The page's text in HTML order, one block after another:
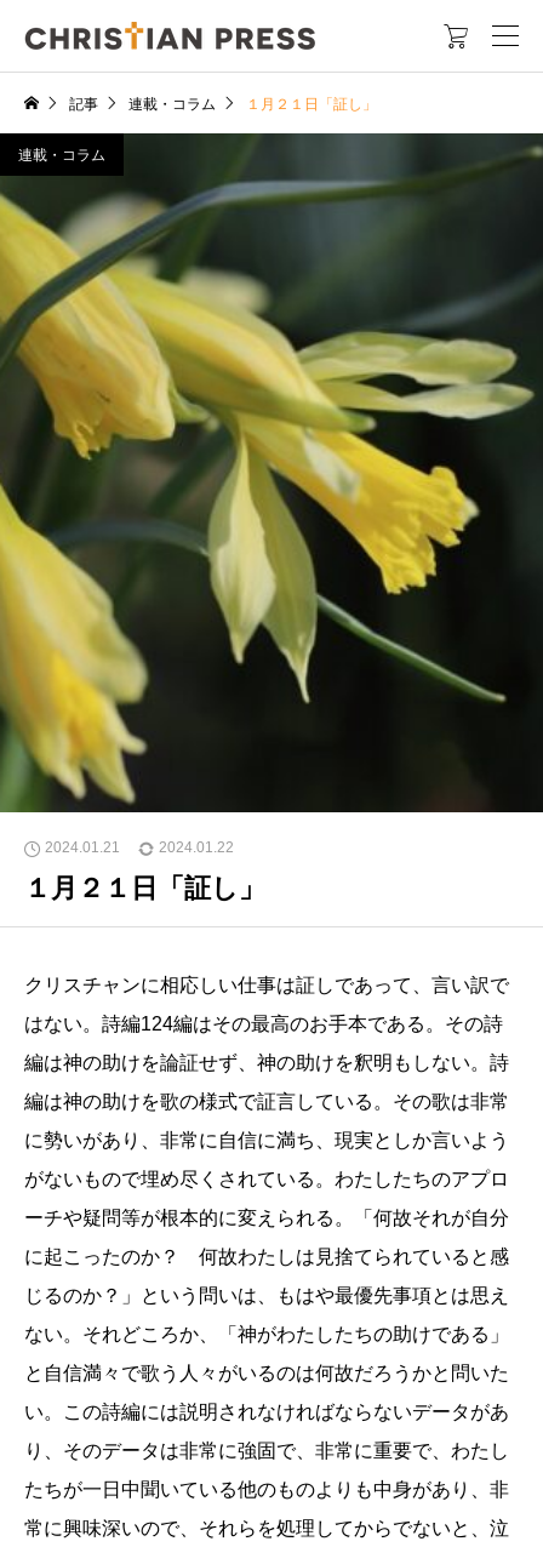

記事 連載・コラム １月２１日「証し」
連載・コラム
2024.01.21 2024.01.22
１月２１日「証し」
クリスチャンに相応しい仕事は証しであって、言い訳で
はない。詩編124編はその最高のお手本である。その詩
編は神の助けを論証せず、神の助けを釈明もしない。詩
編は神の助けを歌の様式で証言している。その歌は非常
に勢いがあり、非常に自信に満ち、現実としか言いよう
がないもので埋め尽くされている。わたしたちのアプロ
ーチや疑問等が根本的に変えられる。「何故それが自分
に起こったのか？ 何故わたしは見捨てられていると感
じるのか？」という問いは、もはや最優先事項とは思え
ない。それどころか、「神がわたしたちの助けである」
と自信満々で歌う人々がいるのは何故だろうかと問いた
い。この詩編には説明されなければならないデータがあ
り、そのデータは非常に強固で、非常に重要で、わたし
たちが一日中聞いている他のものよりも中身があり、非
常に興味深いので、それらを処理してからでないと、泣